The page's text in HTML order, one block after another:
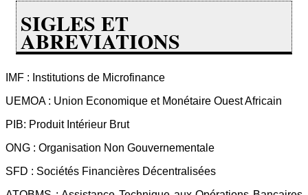
SIGLES ET
ABREVIATIONS
IMF : Institutions de Microfinance
UEMOA : Union Economique et Monétaire Ouest Africain
PIB: Produit Intérieur Brut
ONG : Organisation Non Gouvernementale
SFD : Sociétés Financières Décentralisées